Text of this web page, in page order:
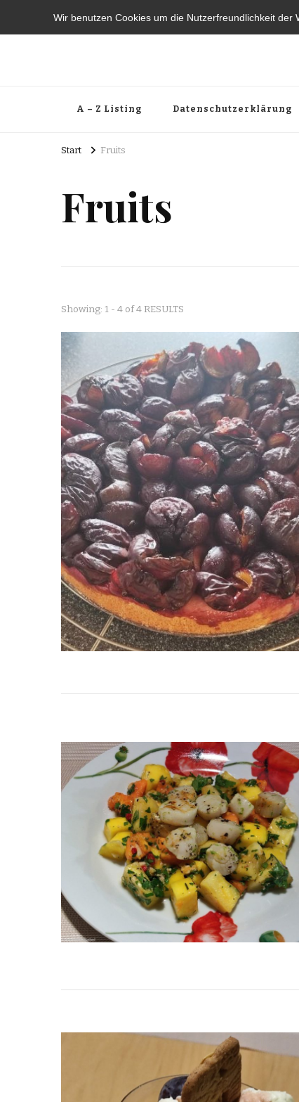
Wir benutzen Cookies um die Nutzerfreundlichkeit der
A – Z Listing Datenschutzerklärung
Start Fruits
Fruits
Showing: 1 - 4 of 4 RESULTS